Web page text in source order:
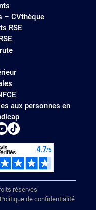
– CVthèque
RSE
aux personnes en
réservés
Politique de confidentialité